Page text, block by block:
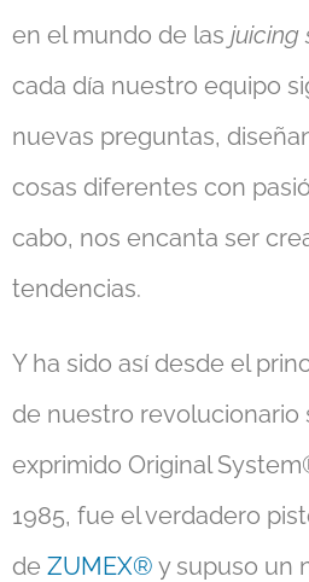
en el mundo de las juicing
cada día nuestro equipo
nuevas preguntas,
cosas diferentes con
cabo, nos encanta ser
tendencias.
Y ha sido así desde el
de nuestro revolucionario
exprimido Original
1985, fue el verdadero
de ZUMEX® y supuso un